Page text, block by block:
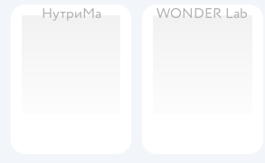
НутриМа WONDER Lab